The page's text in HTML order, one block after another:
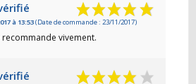
à 13:53(Date de commande : 23/11/2017)
vivement.